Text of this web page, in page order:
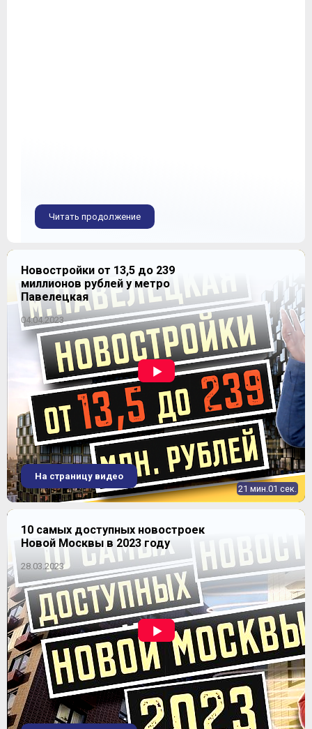
Читать продолжение
Новостройки от 13,5 до 239
миллионов рублей у метро
Павелецкая
04.04.2023
21 мин.01 сек.
На страницу видео
10 самых доступных новостроек
Новой Москвы в 2023 году
28.03.2023